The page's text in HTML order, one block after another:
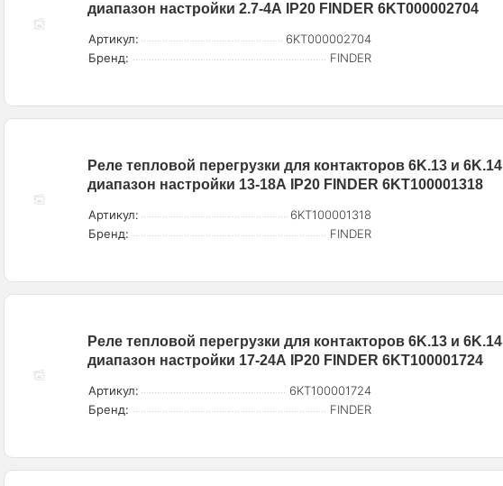
диапазон настройки 2.7-4А IP20 FINDER 6KT000002704
Артикул:
6KT000002704
Бренд:
FINDER
Реле тепловой перегрузки для контакторов 6K.13 и 6K.14
диапазон настройки 13-18А IP20 FINDER 6KT100001318
Артикул:
6KT100001318
Бренд:
FINDER
Реле тепловой перегрузки для контакторов 6K.13 и 6K.14
диапазон настройки 17-24А IP20 FINDER 6KT100001724
Артикул:
6KT100001724
Бренд:
FINDER